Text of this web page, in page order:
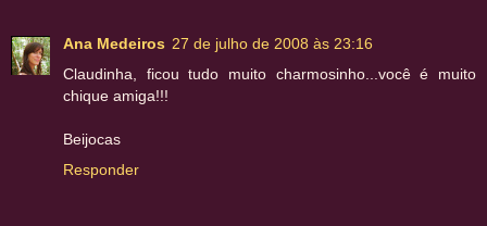
Ana Medeiros 27 de julho de 2008 às 23:16
Claudinha, ficou tudo muito charmosinho...você é muito
chique amiga!!!
Beijocas
Responder